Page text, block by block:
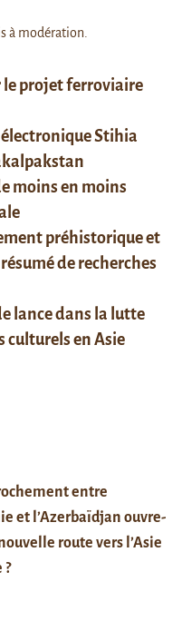
le projet ferroviaire
Stihia
moins en moins
préhistorique et
de recherches
lance dans la lutte
culturels en Asie
entre
et l’Azerbaïdjan ouvre-
route vers l’Asie
?
à modération.